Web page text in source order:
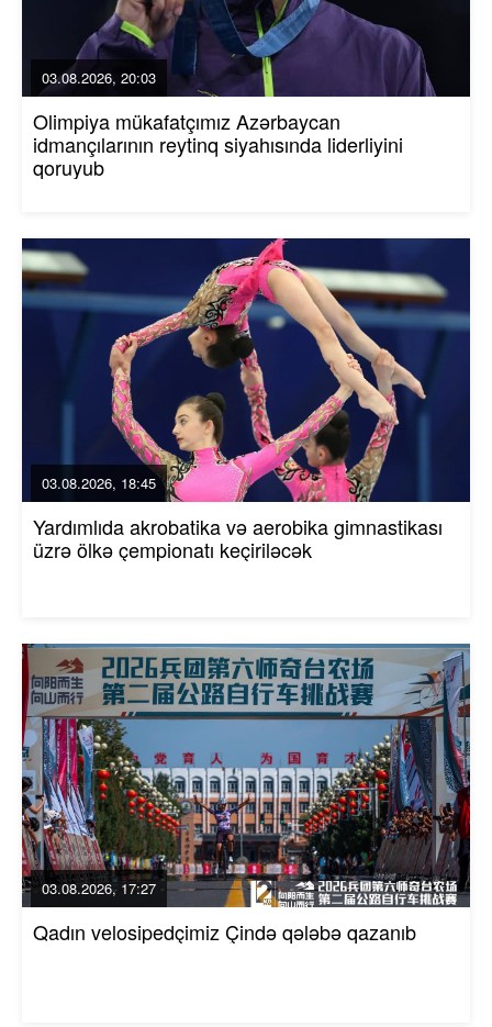
03.08.2026, 20:03
Olimpiya mükafatçımız Azərbaycan
idmançılarının reytinq siyahısında liderliyini
qoruyub
03.08.2026, 18:45
Yardımlıda akrobatika və aerobika gimnastikası
üzrə ölkə çempionatı keçiriləcək
03.08.2026, 17:27
Qadın velosipedçimiz Çində qələbə qazanıb